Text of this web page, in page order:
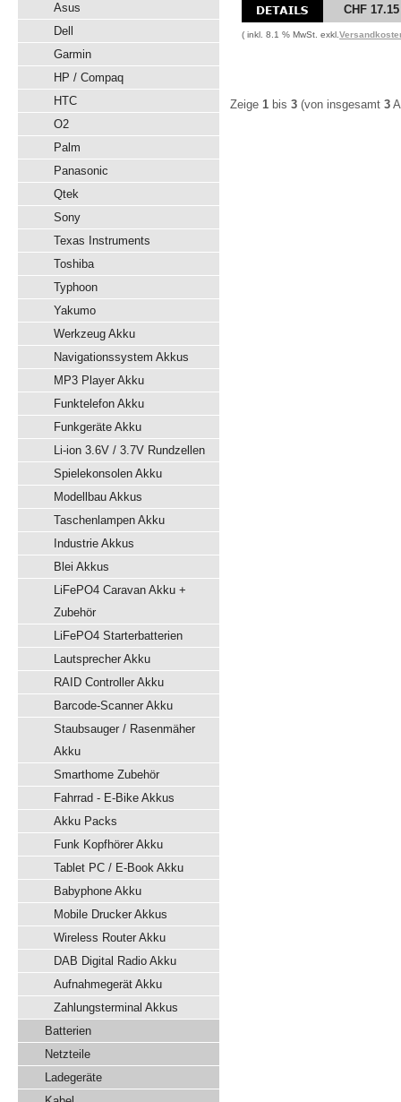
Asus
Dell
Garmin
HP / Compaq
HTC
O2
Palm
Panasonic
Qtek
Sony
Texas Instruments
Toshiba
Typhoon
Yakumo
Werkzeug Akku
Navigationssystem Akkus
MP3 Player Akku
Funktelefon Akku
Funkgeräte Akku
Li-ion 3.6V / 3.7V Rundzellen
Spielekonsolen Akku
Modellbau Akkus
Taschenlampen Akku
Industrie Akkus
Blei Akkus
LiFePO4 Caravan Akku +
Zubehör
LiFePO4 Starterbatterien
Lautsprecher Akku
RAID Controller Akku
Barcode-Scanner Akku
Staubsauger / Rasenmäher
Akku
Smarthome Zubehör
Fahrrad - E-Bike Akkus
Akku Packs
Funk Kopfhörer Akku
Tablet PC / E-Book Akku
Babyphone Akku
Mobile Drucker Akkus
Wireless Router Akku
DAB Digital Radio Akku
Aufnahmegerät Akku
Zahlungsterminal Akkus
Batterien
Netzteile
Ladegeräte
CHF 17.15
( inkl. 8.1 % MwSt. exkl.
Zeige 1 bis 3 (von insgesamt 3